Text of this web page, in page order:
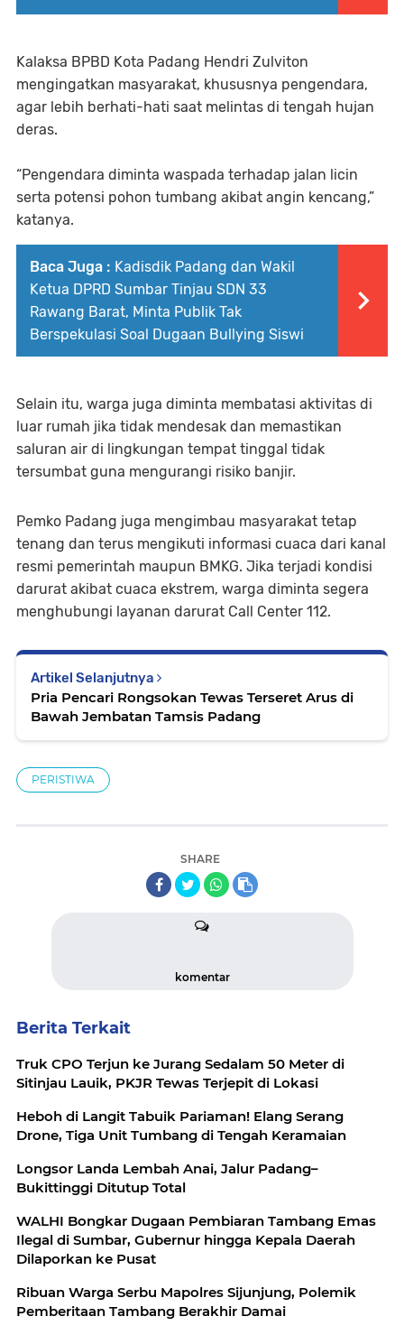
Kalaksa BPBD Kota Padang Hendri Zulviton
mengingatkan masyarakat, khususnya pengendara,
agar lebih berhati-hati saat melintas di tengah hujan
deras.
“Pengendara diminta waspada terhadap jalan licin
serta potensi pohon tumbang akibat angin kencang,”
katanya.
Baca Juga : Kadisdik Padang dan Wakil
Ketua DPRD Sumbar Tinjau SDN 33
Rawang Barat, Minta Publik Tak
Berspekulasi Soal Dugaan Bullying Siswi
Selain itu, warga juga diminta membatasi aktivitas di
luar rumah jika tidak mendesak dan memastikan
saluran air di lingkungan tempat tinggal tidak
tersumbat guna mengurangi risiko banjir.
Pemko Padang juga mengimbau masyarakat tetap
tenang dan terus mengikuti informasi cuaca dari kanal
resmi pemerintah maupun BMKG. Jika terjadi kondisi
darurat akibat cuaca ekstrem, warga diminta segera
menghubungi layanan darurat Call Center 112.
Artikel Selanjutnya
Pria Pencari Rongsokan Tewas Terseret Arus di
Bawah Jembatan Tamsis Padang
PERISTIWA
SHARE
komentar
Berita Terkait
Truk CPO Terjun ke Jurang Sedalam 50 Meter di
Sitinjau Lauik, PKJR Tewas Terjepit di Lokasi
Heboh di Langit Tabuik Pariaman! Elang Serang
Drone, Tiga Unit Tumbang di Tengah Keramaian
Longsor Landa Lembah Anai, Jalur Padang–
Bukittinggi Ditutup Total
WALHI Bongkar Dugaan Pembiaran Tambang Emas
Ilegal di Sumbar, Gubernur hingga Kepala Daerah
Dilaporkan ke Pusat
Ribuan Warga Serbu Mapolres Sijunjung, Polemik
Pemberitaan Tambang Berakhir Damai